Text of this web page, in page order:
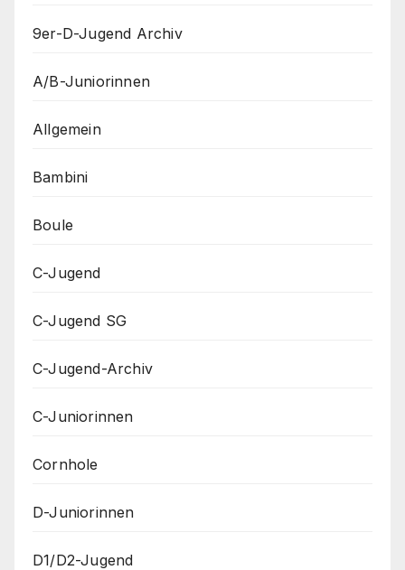
9er-D-Jugend Archiv
A/B-Juniorinnen
Allgemein
Bambini
Boule
C-Jugend
C-Jugend SG
C-Jugend-Archiv
C-Juniorinnen
Cornhole
D-Juniorinnen
D1/D2-Jugend